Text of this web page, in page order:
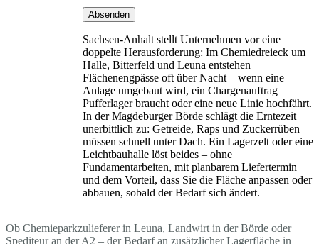
Absenden
Sachsen-Anhalt stellt Unternehmen vor eine
doppelte Herausforderung: Im Chemiedreieck um
Halle, Bitterfeld und Leuna entstehen
Flächenengpässe oft über Nacht – wenn eine
Anlage umgebaut wird, ein Chargenauftrag
Pufferlager braucht oder eine neue Linie hochfährt.
In der Magdeburger Börde schlägt die Erntezeit
unerbittlich zu: Getreide, Raps und Zuckerrüben
müssen schnell unter Dach. Ein Lagerzelt oder eine
Leichtbauhalle löst beides – ohne
Fundamentarbeiten, mit planbarem Liefertermin
und dem Vorteil, dass Sie die Fläche anpassen oder
abbauen, sobald der Bedarf sich ändert.
Ob Chemieparkzulieferer in Leuna, Landwirt in der Börde oder
Spediteur an der A2 – der Bedarf an zusätzlicher Lagerfläche in